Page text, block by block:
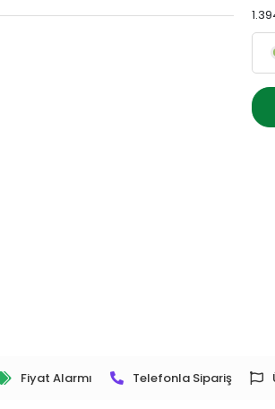
Fiyat Alarmı Telefonla Sipariş